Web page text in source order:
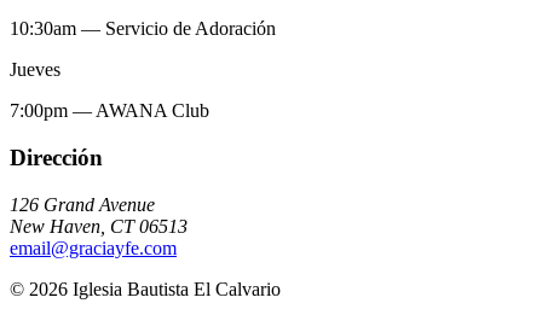
10:30am — Servicio de Adoración
Jueves
7:00pm — AWANA Club
Dirección
126 Grand Avenue
New Haven CT 06513
email@graciayfe.com
© 2026 Iglesia Bautista El Calvario